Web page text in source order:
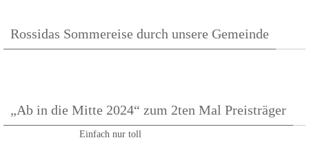
Rossidas Sommereise durch unsere Gemeinde
„Ab in die Mitte 2024“ zum 2ten Mal Preisträger
Einfach nur toll